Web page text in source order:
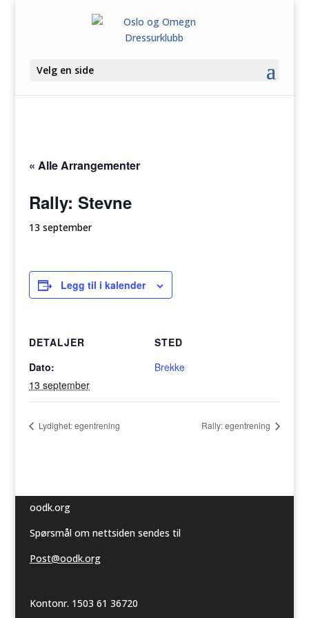
Velg en side
« Alle Arrangementer
Rally: Stevne
13 september
Legg til i kalender
DETALJER
Dato:
13 september
STED
Brekke
Lydighet: egentrening Rally: egentrening
oodk.org
Spørsmål om nettsiden sendes til
Post@oodk.org
Kontonr. 1503 61 36720